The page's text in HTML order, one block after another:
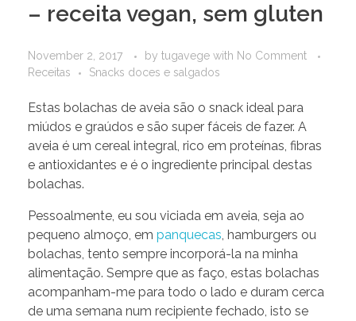
– receita vegan, sem gluten
November 2, 2017 by tugavege with No Comment
Receitas
Snacks doces e salgados
Estas bolachas de aveia são o snack ideal para
miúdos e graúdos e são super fáceis de fazer. A
aveia é um cereal integral, rico em proteínas, fibras
e antioxidantes e é o ingrediente principal destas
bolachas.
Pessoalmente, eu sou viciada em aveia, seja ao
pequeno almoço, em panquecas, hamburgers ou
bolachas, tento sempre incorporá-la na minha
alimentação. Sempre que as faço, estas bolachas
acompanham-me para todo o lado e duram cerca
de uma semana num recipiente fechado, isto se